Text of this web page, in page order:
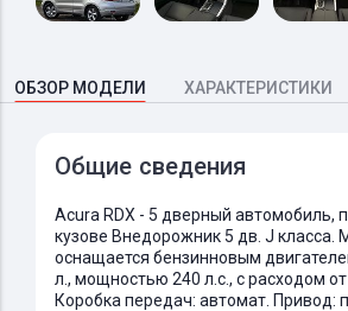
ОБЗОР МОДЕЛИ ХАРАКТЕРИСТИКИ
Общие сведения
Acura RDX - 5 дверный автомобиль,
кузове Внедорожник 5 дв. J класса.
оснащается бензинновым
л., мощностью 240 л.с., с расходом от
Коробка передач: автомат. Привод: